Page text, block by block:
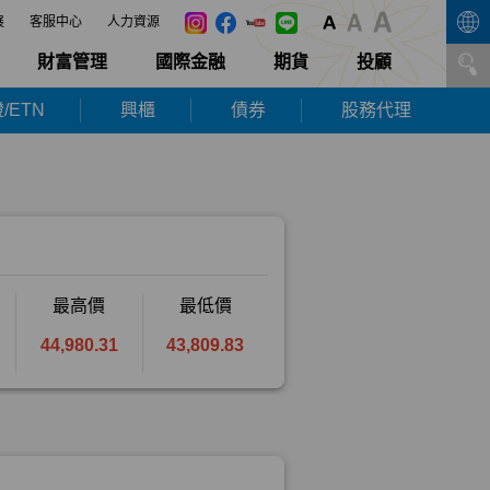
客服中心 人力資源
財富管理 國際金融 期貨 投顧
ETN 興櫃 債券 股務代理